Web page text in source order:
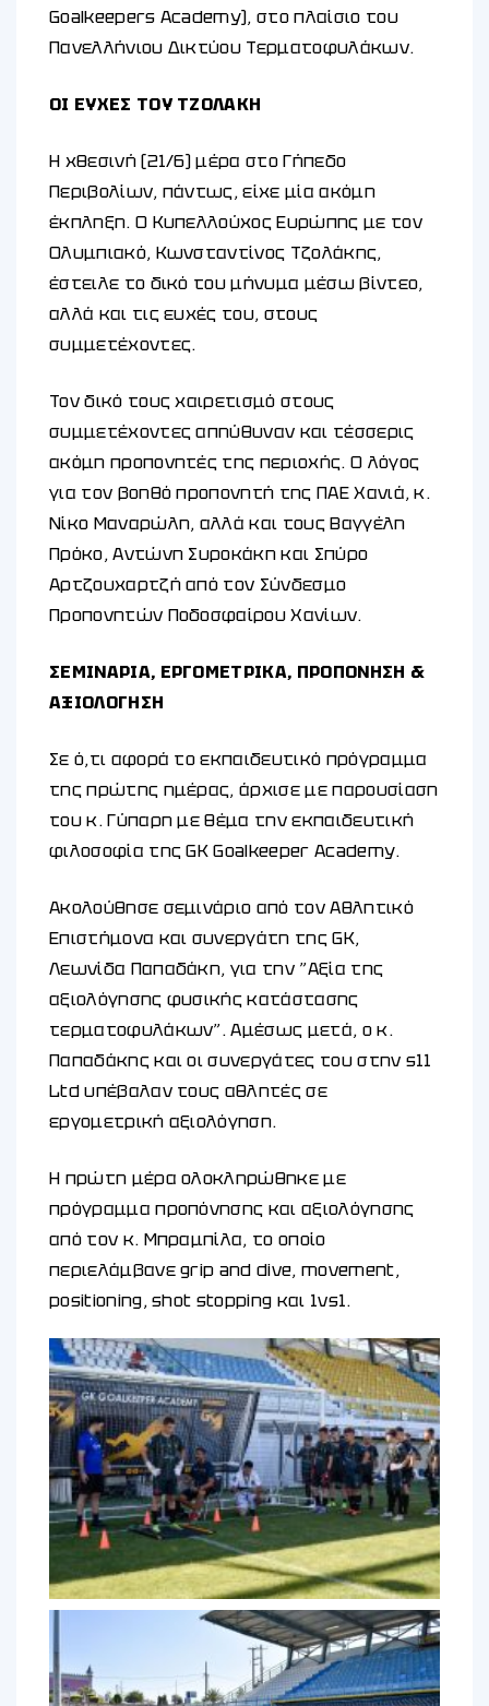
Goalkeepers Academy), στο πλαίσιο του
Πανελλήνιου Δικτύου Τερματοφυλάκων.
ΟΙ ΕΥΧΕΣ ΤΟΥ ΤΖΟΛΑΚΗ
Η χθεσινή (21/6) μέρα στο Γήπεδο
Περιβολίων, πάντως, είχε μία ακόμη
έκπληξη. Ο Κυπελλούχος Ευρώπης με τον
Ολυμπιακό, Κωνσταντίνος Τζολάκης,
έστειλε το δικό του μήνυμα μέσω βίντεο,
αλλά και τις ευχές του, στους
συμμετέχοντες.
Τον δικό τους χαιρετισμό στους
συμμετέχοντες απηύθυναν και τέσσερις
ακόμη προπονητές της περιοχής. Ο λόγος
για τον βοηθό προπονητή της ΠΑΕ Χανιά, κ.
Νίκο Μαναρώλη, αλλά και τους Βαγγέλη
Πρόκο, Αντώνη Συροκάκη και Σπύρο
Αρτζουχαρτζή από τον Σύνδεσμο
Προπονητών Ποδοσφαίρου Χανίων.
ΣΕΜΙΝΑΡΙΑ, ΕΡΓΟΜΕΤΡΙΚΑ, ΠΡΟΠΟΝΗΣΗ &
ΑΞΙΟΛΟΓΗΣΗ
Σε ό,τι αφορά το εκπαιδευτικό πρόγραμμα
της πρώτης ημέρας, άρχισε με παρουσίαση
του κ. Γύπαρη με θέμα την εκπαιδευτική
φιλοσοφία της GK Goalkeeper Academy.
Ακολούθησε σεμινάριο από τον Αθλητικό
Επιστήμονα και συνεργάτη της GK,
Λεωνίδα Παπαδάκη, για την ”Αξία της
αξιολόγησης φυσικής κατάστασης
τερματοφυλάκων”. Αμέσως μετά, ο κ.
Παπαδάκης και οι συνεργάτες του στην s11
Ltd υπέβαλαν τους αθλητές σε
εργομετρική αξιολόγηση.
Η πρώτη μέρα ολοκληρώθηκε με
πρόγραμμα προπόνησης και αξιολόγησης
από τον κ. Μπραμπίλα, το οποίο
περιελάμβανε grip and dive, movement,
positioning, shot stopping και 1vs1.